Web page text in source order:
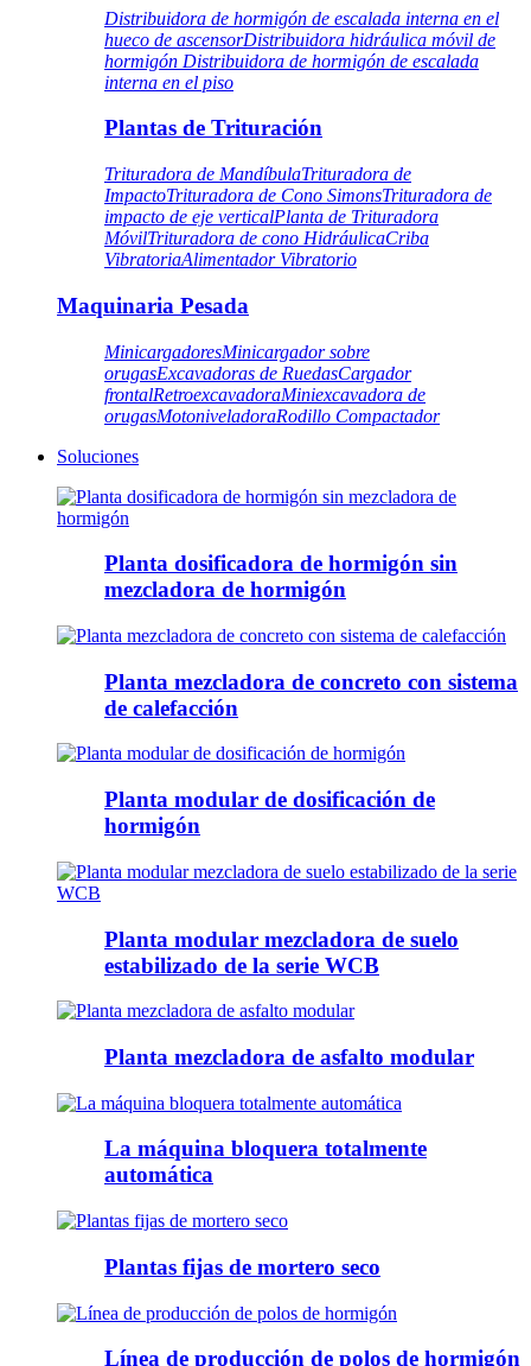
Distribuidora de hormigón de escalada interna en el
hueco de ascensorDistribuidora hidráulica móvil de
hormigón Distribuidora de hormigón de escalada
interna en el piso
Plantas de Trituración
Trituradora de MandíbulaTrituradora de
ImpactoTrituradora de Cono SimonsTrituradora de
impacto de eje verticalPlanta de Trituradora
MóvilTrituradora de cono HidráulicaCriba
VibratoriaAlimentador Vibratorio
Maquinaria Pesada
MinicargadoresMinicargador sobre
orugasExcavadoras de RuedasCargador
frontalRetroexcavadoraMiniexcavadora de
orugasMotoniveladoraRodillo Compactador
Soluciones
Planta dosificadora de hormigón sin
mezcladora de hormigón
Planta mezcladora de concreto con sistema
de calefacción
Planta modular de dosificación de
hormigón
Planta modular mezcladora de suelo
estabilizado de la serie WCB
Planta mezcladora de asfalto modular
La máquina bloquera totalmente
automática
Plantas fijas de mortero seco
Línea de producción de polos de hormigón